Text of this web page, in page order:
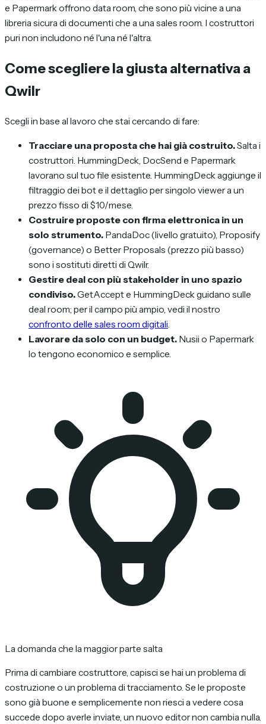
e Papermark offrono data room, che sono più vicine a una
libreria sicura di documenti che a una sales room. I costruttori
puri non includono né l'una né l'altra.
Come scegliere la giusta alternativa a
Qwilr
Scegli in base al lavoro che stai cercando di fare:
Tracciare una proposta che hai già costruito.Salta i
costruttori. HummingDeck, DocSend e Papermark
lavorano sul tuo file esistente. HummingDeck aggiunge il
filtraggio dei bot e il dettaglio per singolo viewer a un
prezzo fisso di $10/mese.
Costruire proposte con firma elettronica in un
solo strumento. PandaDoc (livello gratuito), Proposify
(governance) o Better Proposals (prezzo più basso)
sono i sostituti diretti di Qwilr.
Gestire deal con più stakeholder in uno spazio
condiviso.GetAccept e HummingDeck guidano sulle
deal room; per il campo più ampio, vedi il nostro
confronto delle sales room digitali
Lavorare da solo con un budget. Nusii o Papermark
lo tengono economico e semplice.
La domanda che la maggior parte salta
Prima di cambiare costruttore, capisci se hai un problema di
costruzione o un problema di tracciamento. Se le proposte
sono già buone e semplicemente non riesci a vedere cosa
succede dopo averle inviate, un nuovo editor non cambia nulla.